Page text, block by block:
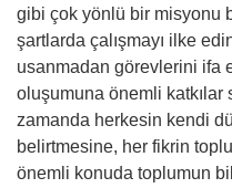
gibi çok yönlü bir misyonu
şartlarda çalışmayı ilke
usanmadan görevlerini ifa
oluşumuna önemli katkılar
zamanda herkesin kendi
belirtmesine, her fikrin
önemli konuda toplumun